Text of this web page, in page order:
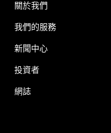
關於我們
我們的服務
新聞中心
投資者
網誌